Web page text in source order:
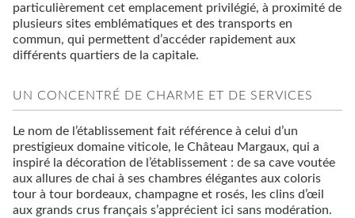
particulièrement cet emplacement privilégié, à proximité de
plusieurs sites emblématiques et des transports en
commun, qui permettent d’accéder rapidement aux
différents quartiers de la capitale.
UN CONCENTRÉ DE CHARME ET DE SERVICES
Le nom de l’établissement fait référence à celui d’un
prestigieux domaine viticole, le Château Margaux, qui a
inspiré la décoration de l’établissement : de sa cave voutée
aux allures de chai à ses chambres élégantes aux coloris
tour à tour bordeaux, champagne et rosés, les clins d’œil
aux grands crus français s’apprécient ici sans modération.